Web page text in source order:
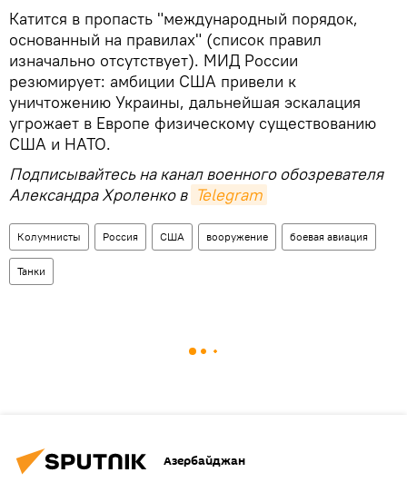
Катится в пропасть "международный порядок,
основанный на правилах" (список правил
изначально отсутствует). МИД России
резюмирует: амбиции США привели к
уничтожению Украины, дальнейшая эскалация
угрожает в Европе физическому существованию
США и НАТО.
Подписывайтесь на канал военного обозревателя
Александра Хроленко в Telegram
Колумнисты Россия США вооружение боевая авиация
Танки
Азербайджан